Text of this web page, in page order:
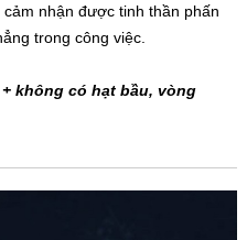
nhận được tinh thần phấn
trong công việc.
không có hạt bầu, vòng